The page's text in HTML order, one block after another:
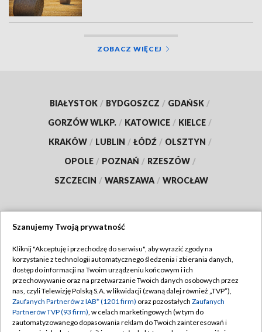
ZOBACZ WIĘCEJ
BIAŁYSTOK / BYDGOSZCZ / GDAŃSK /
GORZÓW WLKP. / KATOWICE / KIELCE /
KRAKÓW / LUBLIN / ŁÓDŹ / OLSZTYN /
OPOLE / POZNAŃ / RZESZÓW /
SZCZECIN / WARSZAWA / WROCŁAW
TVP
Abonament TVP
Emisja w TVP
Centrum informacji TVP
Regulamin TVP
Polityka prywatności
Moje zgody
Szanujemy Twoją prywatność
Kliknij "Akceptuję i przechodzę do serwisu", aby wyrazić zgody na
korzystanie z technologii automatycznego śledzenia i zbierania danych,
dostęp do informacji na Twoim urządzeniu końcowym i ich
przechowywanie oraz na przetwarzanie Twoich danych osobowych przez
nas, czyli Telewizję Polską S.A. w likwidacji (zwaną dalej również „TVP”),
Zaufanych Partnerów z IAB* (1201 firm) oraz pozostałych Zaufanych
Partnerów TVP (93 firm), w celach marketingowych (w tym do
zautomatyzowanego dopasowania reklam do Twoich zainteresowań i